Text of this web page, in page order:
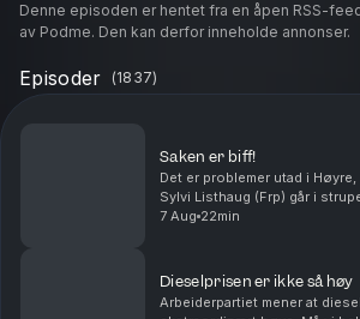
Denne episoden er hentet fra en åpen RSS-
av Podme. Den kan derfor inneholde annonser.
Episoder (1837)
Saken er biff!
Det er problemer utad i
Sylvi Listhaug (Frp) går i
Rødt går inn i debatten om
7 Aug 22min
Dieselprisen er ikke så høy
Arbeiderpartiet mener at